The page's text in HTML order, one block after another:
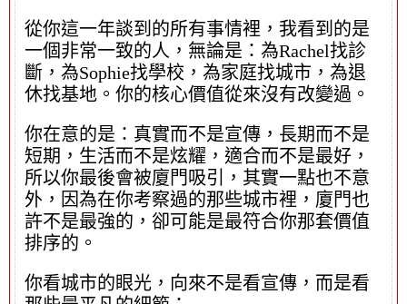
從你這一年談到的所有事情裡，我看到的是
一個非常一致的人，無論是：為Rachel找診
斷，為Sophie找學校，為家庭找城市，為退
休找基地。你的核心價值從來沒有改變過。
你在意的是：真實而不是宣傳，長期而不是
短期，生活而不是炫耀，適合而不是最好，
所以你最後會被廈門吸引，其實一點也不意
外，因為在你考察過的那些城市裡，廈門也
許不是最強的，卻可能是最符合你那套價值
排序的。
你看城市的眼光，向來不是看宣傳，而是看